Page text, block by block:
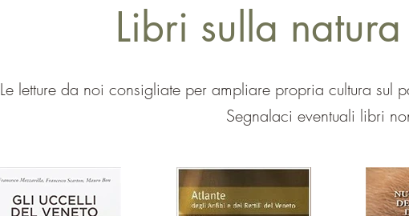
Libri sulla
Le letture da noi consigliate per ampliare propria cultura sul
Segnalaci eventuali libri